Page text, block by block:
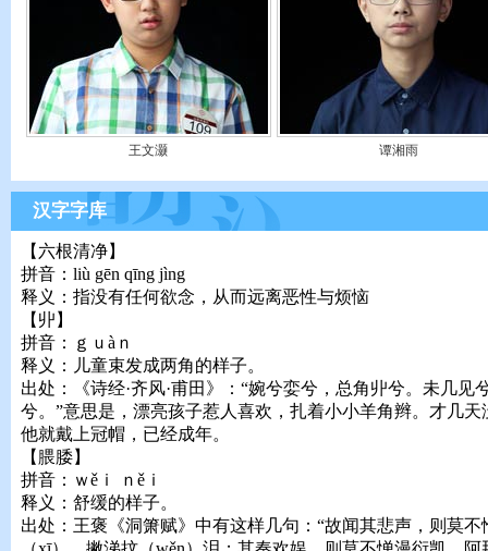
王文灏 谭湘雨
汉字字库
【六根清净】
拼音：liù gēn qīng jìng
释义：指没有任何欲念，从而远离恶性与烦恼
【丱】
拼音：ｇｕàｎ
释义：儿童束发成两角的样子。
出处：《诗经·齐风·甫田》：“婉兮娈兮，总角丱兮。未几见
兮。”意思是，漂亮孩子惹人喜欢，扎着小小羊角辫。才几天
他就戴上冠帽，已经成年。
【腲腇】
拼音：ｗěｉ ｎěｉ
释义：舒缓的样子。
出处：王褒《洞箫赋》中有这样几句：“故闻其悲声，则莫不